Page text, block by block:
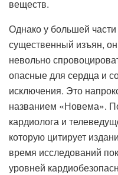
веществ.
Однако у большей
существенный изъян,
невольно
опасные для сердца и
исключения. Это
названием «Новема».
кардиолога и
которую цитирует
время исследований
уровней